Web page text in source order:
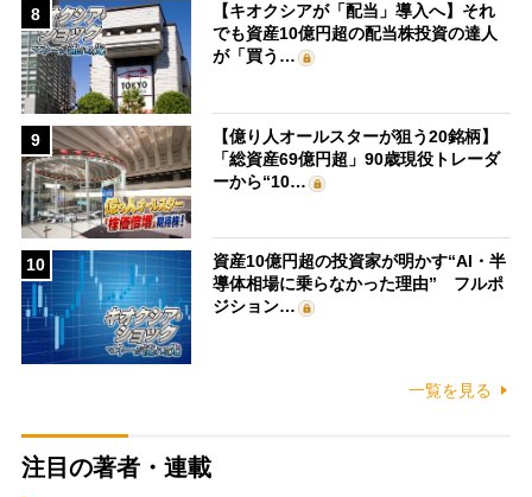
8
【キオクシアが「配当」導入へ】それ
でも資産10億円超の配当株投資の達人
が「買う…
9
【億り人オールスターが狙う20銘柄】
「総資産69億円超」90歳現役トレーダ
ーから“10…
10
資産10億円超の投資家が明かす“AI・半
導体相場に乗らなかった理由” フルポ
ジション…
一覧を見る
注目の著者・連載